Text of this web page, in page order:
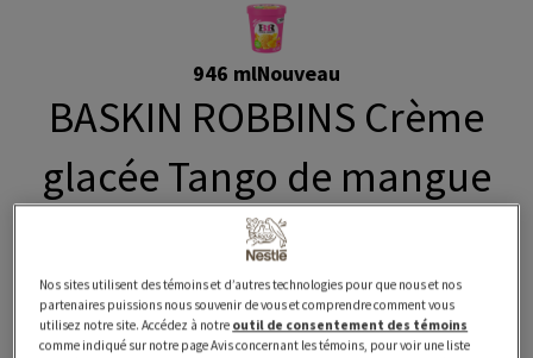
946 mlNouveau
BASKIN ROBBINS Crème
glacée Tango de mangue
La crème glacée BASKIN ROBBINS Tango de mangue
est maintenant offerte ici! Cette crème glacée à la
mangue avec un tourbillon à la mangue acidulée est
préparée avec du lait 100 % canadien, sans arômes
Nos sites utilisent des témoins et d’autres technologies pour que nous et nos
partenaires puissions nous souvenir de vous et comprendre comment vous
utilisez notre site. Accédez à notre outil de consentement des témoins
comme indiqué sur notre page Avis concernant les témoins, pour voir une liste